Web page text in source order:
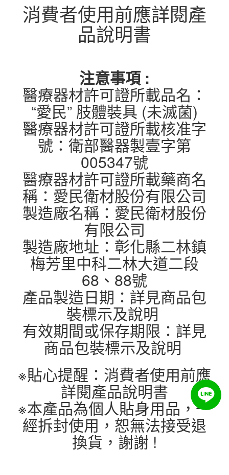
消費者使用前應詳閱產
品說明書
注意事項 :
醫療器材許可證所載品名：
“愛民” 肢體裝具 (未滅菌)
醫療器材許可證所載核准字
號：衛部醫器製壹字第
005347號
醫療器材許可證所載藥商名
稱：愛民衛材股份有限公司
製造廠名稱：愛民衛材股份
有限公司
製造廠地址：彰化縣二林鎮
梅芳里中科二林大道二段
68、88號
產品製造日期：詳見商品包
裝標示及說明
有效期間或保存期限：詳見
商品包裝標示及說明
※貼心提醒：消費者使用前應
詳閱產品說明書
※本產品為個人貼身用品，一
經拆封使用，恕無法接受退
換貨，謝謝 !